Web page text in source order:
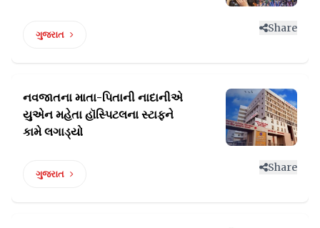
ગુજરાત
Share
નવજાતના માતા-પિતાની નાદાનીએ
યુએન મહેતા હૉસ્પિટલના સ્ટાફને
કામે લગાડ્યો
ગુજરાત
Share